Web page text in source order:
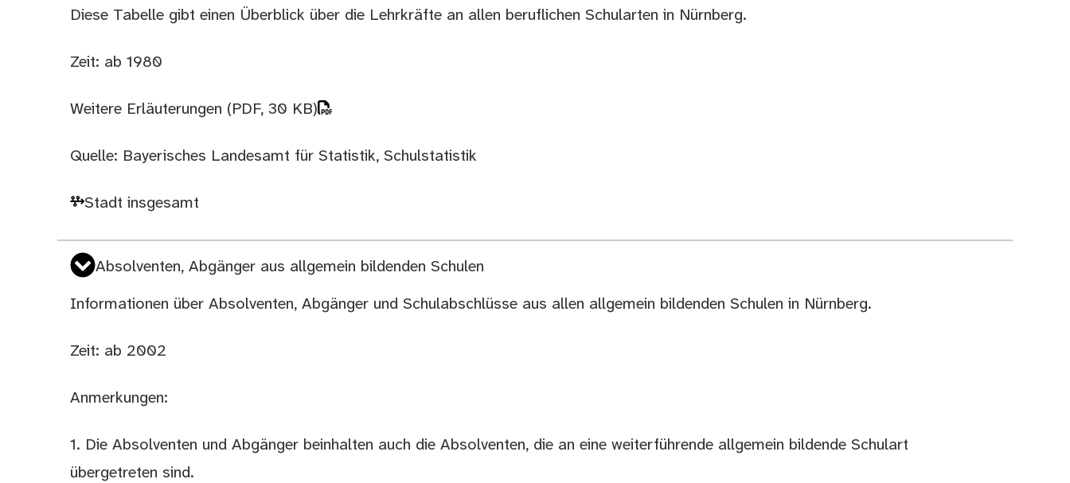
Diese Tabelle gibt einen Überblick über die Lehrkräfte an allen beruflichen Schularten in Nürnberg.
Zeit: ab 1980
Weitere Erläuterungen (PDF, 30 KB)
Quelle: Bayerisches Landesamt für Statistik, Schulstatistik
Stadt insgesamt
Absolventen, Abgänger aus allgemein bildenden Schulen
Informationen über Absolventen, Abgänger und Schulabschlüsse aus allen allgemein bildenden Schulen in Nürnberg.
Zeit: ab 2002
Anmerkungen:
1. Die Absolventen und Abgänger beinhalten auch die Absolventen, die an eine weiterführende allgemein bildende Schulart
übergetreten sind.